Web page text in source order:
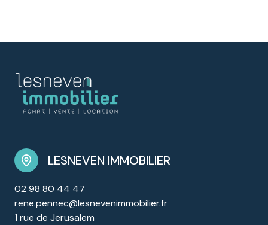
LESNEVEN IMMOBILIER
02 98 80 44 47
rene.pennec@lesnevenimmobilier.fr
1 rue de Jerusalem